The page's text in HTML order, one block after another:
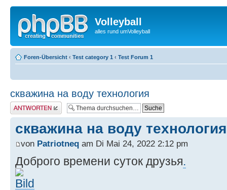
Volleyball
alles rund umVolleyball
Foren-Übersicht ‹ Test category 1 ‹ Test Forum 1
скважина на воду технология
Antwort erstellen
скважина на воду технология
von Patriotneq am Di Mai 24, 2022 2:12 pm
Доброго времени суток друзья.